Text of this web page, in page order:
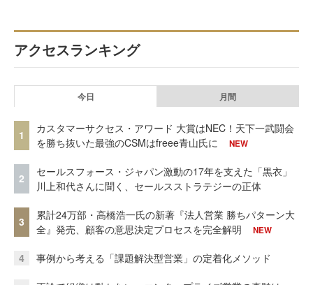
アクセスランキング
今日 月間
1
カスタマーサクセス・アワード 大賞はNEC！天下一武闘会
を勝ち抜いた最強のCSMはfreee青山氏に
NEW
2
セールスフォース・ジャパン激動の17年を支えた「黒衣」
川上和代さんに聞く、セールスストラテジーの正体
3
累計24万部・高橋浩一氏の新著『法人営業 勝ちパターン大
全』発売、顧客の意思決定プロセスを完全解明
NEW
4 事例から考える「課題解決型営業」の定着化メソッド